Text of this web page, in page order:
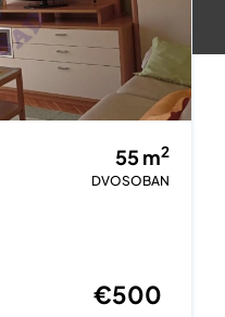
55m2
DVOSOBAN
€500